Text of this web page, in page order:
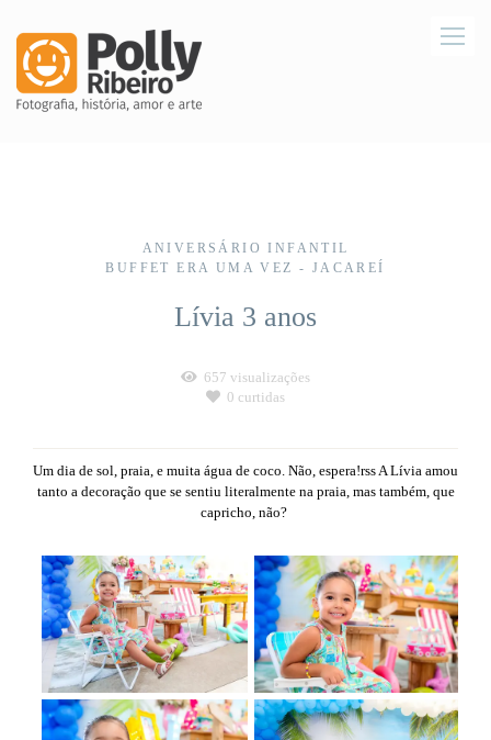
ANIVERSÁRIO INFANTIL
BUFFET ERA UMA VEZ - JACAREÍ
Lívia 3 anos
657 visualizações
0 curtidas
Um dia de sol, praia, e muita água de coco. Não, espera!rss A Lívia amou
tanto a decoração que se sentiu literalmente na praia, mas também, que
capricho, não?